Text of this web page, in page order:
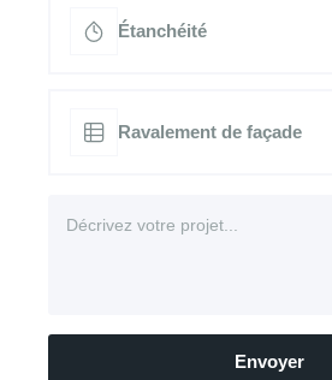
Étanchéité
Ravalement de façade
Envoyer